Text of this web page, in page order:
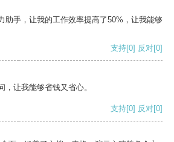
助手，让我的工作效率提高了50%，让我能够
支持[0] 反对[0]
让我能够省钱又省心。
支持[0] 反对[0]